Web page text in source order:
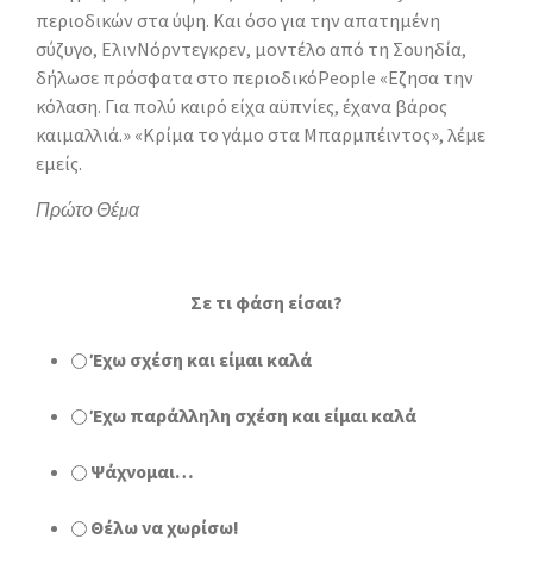
περιοδικών στα ύψη. Και όσο για την απατημένη
σύζυγο, ΕλινΝόρντεγκρεν, μοντέλο από τη Σουηδία,
δήλωσε πρόσφατα στο περιοδικόPeople «Εζησα την
κόλαση. Για πολύ καιρό είχα αϋπνίες, έχανα βάρος
καιμαλλιά.» «Κρίμα το γάμο στα Μπαρμπέιντος», λέμε
εμείς.
Πρώτο Θέμα
Σε τι φάση είσαι?
Έχω σχέση και είμαι καλά
Έχω παράλληλη σχέση και είμαι καλά
Ψάχνομαι…
Θέλω να χωρίσω!